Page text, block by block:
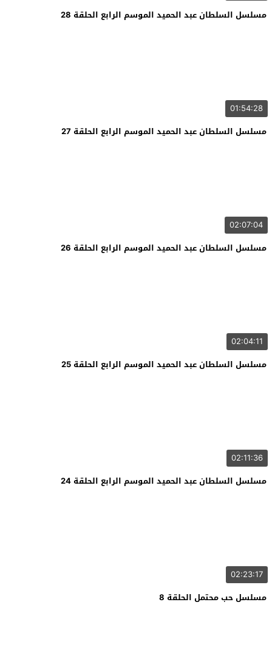
مسلسل السلطان عبد الحميد الموسم الرابع الحلقة 28
01:54:28
مسلسل السلطان عبد الحميد الموسم الرابع الحلقة 27
02:07:04
مسلسل السلطان عبد الحميد الموسم الرابع الحلقة 26
02:04:11
مسلسل السلطان عبد الحميد الموسم الرابع الحلقة 25
02:11:36
مسلسل السلطان عبد الحميد الموسم الرابع الحلقة 24
02:23:17
مسلسل حب محتمل الحلقة 8